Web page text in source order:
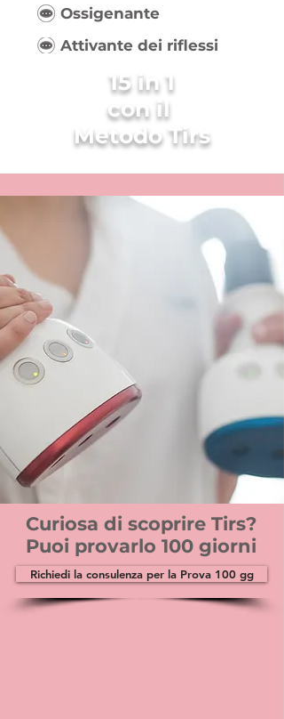
Curiosa di scoprire Tirs?
Puoi provarlo 100 giorni
Richiedi la consulenza per la Prova 100 gg
Ossigenante
Attivante dei riflessi
15 in 1
con il
Metodo Tirs